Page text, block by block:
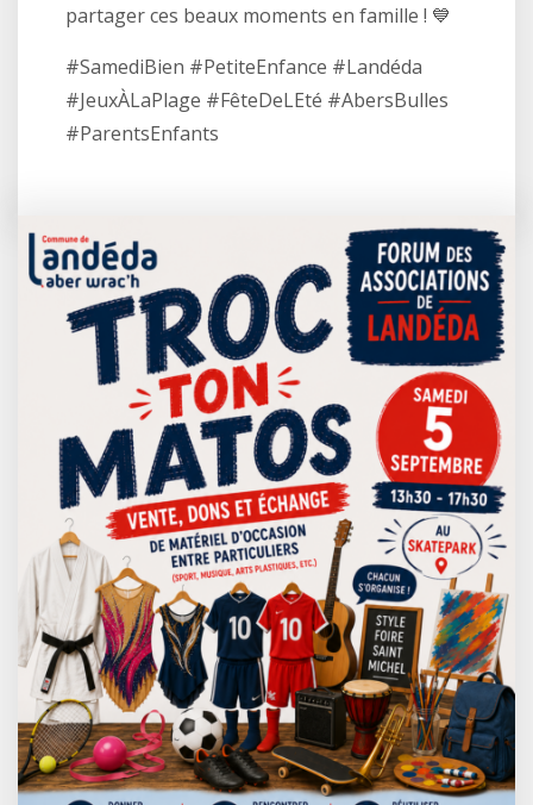
partager ces beaux moments en famille ! 💙
#SamediBien #PetiteEnfance #Landéda
#JeuxÀLaPlage #FêteDeLEté #AbersBulles
#ParentsEnfants